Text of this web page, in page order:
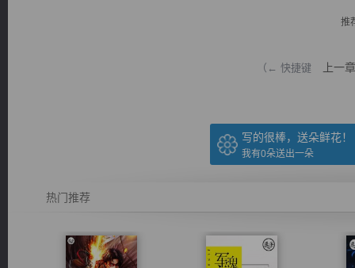
推
（← 快捷键 上一章
写的很棒，送朵鲜花！
我有0朵送出一朵
热门推荐